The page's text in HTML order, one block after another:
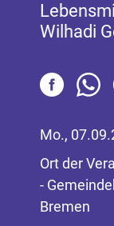
Wilhadi
Mo.,
Ort der
-
Bremen